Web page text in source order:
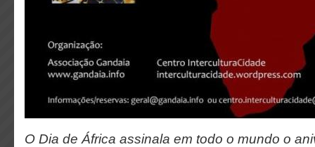
O Dia de África assinala em todo o mundo o